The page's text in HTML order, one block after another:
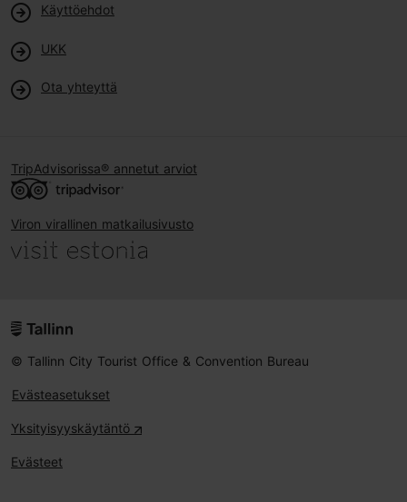
Käyttöehdot
UKK
Ota yhteyttä
TripAdvisorissa® annetut arviot
Viron virallinen matkailusivusto
© Tallinn City Tourist Office & Convention Bureau
Evästeasetukset
Yksityisyyskäytäntö
Evästeet